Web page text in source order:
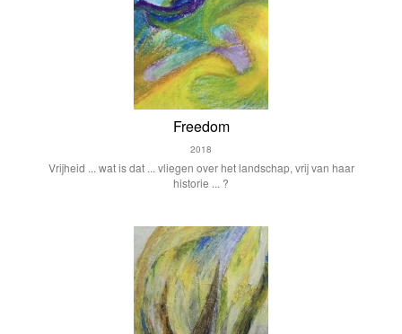
Freedom
2018
Vrijheid ... wat is dat ... vliegen over het landschap, vrij van haar
historie ... ?